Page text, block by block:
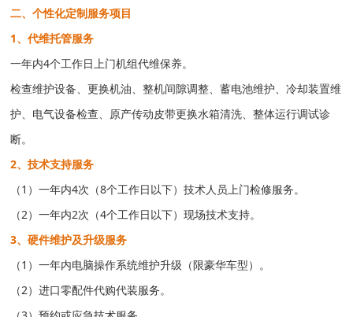
二、个性化定制服务项目
1、代维托管服务
一年内4个工作日上门机组代维保养。
检查维护设备、更换机油、整机间隙调整、蓄电池维护、冷却装置维
护、电气设备检查、原产传动皮带更换水箱清洗、整体运行调试诊
断。
2、技术支持服务
（1）一年内4次（8个工作日以下）技术人员上门检修服务。
（2）一年内2次（4个工作日以下）现场技术支持。
3、硬件维护及升级服务
（1）一年内电脑操作系统维护升级（限豪华车型）。
（2）进口零配件代购代装服务。